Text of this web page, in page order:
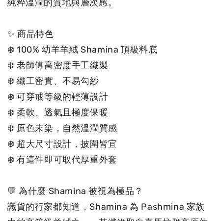
純粹溫潤的質地與層次感。
✨ 商品特色
❄️ 100% 幼羊羊絨 Shamina 頂級料底
❄️ 老師傅高密度手工織製
❄️ 織工密實、不易勾紗
❄️ 可穿戒等級的輕薄設計
❄️ 柔軟、透氣且極度保暖
❄️ 原色未染，自然溫潤質感
❄️ 超大尺寸設計，披圍皆宜
❄️ 有這件即可取代厚重外套
💬 為什麼 Shamina 被視為極品？
識貨的行家都知道，Shamina 為 Pashmina 家族